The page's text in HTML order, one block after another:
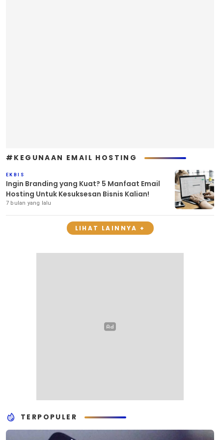
#KEGUNAAN EMAIL HOSTING
EKBIS
Ingin Branding yang Kuat? 5 Manfaat Email
Hosting Untuk Kesuksesan Bisnis Kalian!
7 bulan yang lalu
LIHAT LAINNYA +
TERPOPULER